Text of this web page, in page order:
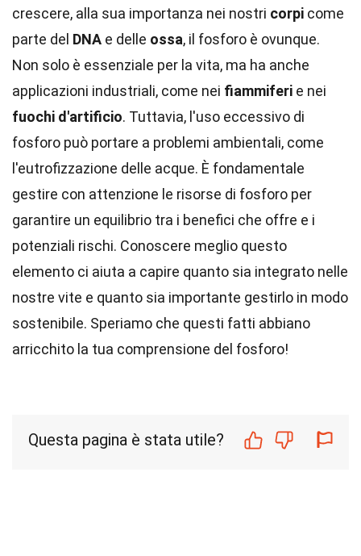
crescere, alla sua importanza nei nostri corpi come
parte del DNA e delle ossa, il fosforo è ovunque.
Non solo è essenziale per la vita, ma ha anche
applicazioni industriali, come nei fiammiferi e nei
fuochi d'artificio. Tuttavia, l'uso eccessivo di
fosforo può portare a problemi ambientali, come
l'eutrofizzazione delle acque. È fondamentale
gestire con attenzione le risorse di fosforo per
garantire un equilibrio tra i benefici che offre e i
potenziali rischi. Conoscere meglio questo
elemento ci aiuta a capire quanto sia integrato nelle
nostre vite e quanto sia importante gestirlo in modo
sostenibile. Speriamo che questi fatti abbiano
arricchito la tua comprensione del fosforo!
Questa pagina è stata utile?